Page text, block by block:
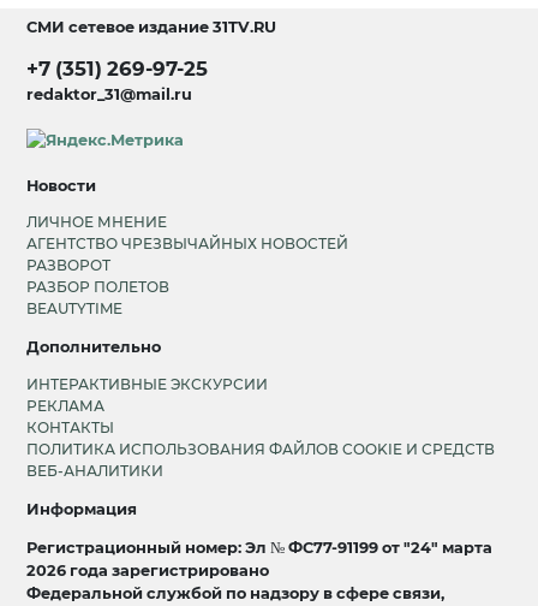
СМИ сетевое издание31TV.RU
+7 (351) 269-97-25
redaktor_31@mail.ru
Новости
ЛИЧНОЕ МНЕНИЕ
АГЕНТСТВО ЧРЕЗВЫЧАЙНЫХ НОВОСТЕЙ
РАЗВОРОТ
РАЗБОР ПОЛЕТОВ
BEAUTYTIME
Дополнительно
ИНТЕРАКТИВНЫЕ ЭКСКУРСИИ
РЕКЛАМА
КОНТАКТЫ
ПОЛИТИКА ИСПОЛЬЗОВАНИЯ ФАЙЛОВ COOKIE И СРЕДСТВ
ВЕБ-АНАЛИТИКИ
Информация
Регистрационный номер: Эл № ФС77-91199 от "24" марта
2026 года зарегистрировано
Федеральной службой по надзору в сфере связи,